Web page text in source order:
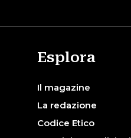
Esplora
Il magazine
La redazione
Codice Etico